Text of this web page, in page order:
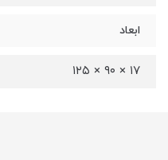
ابعاد
۱۷ × ۹۰ × ۱۲۵